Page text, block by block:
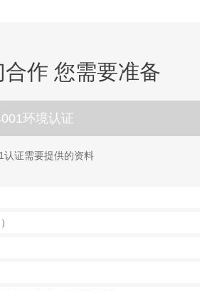
作 您需要准备
环境认证
认证需要提供的资料